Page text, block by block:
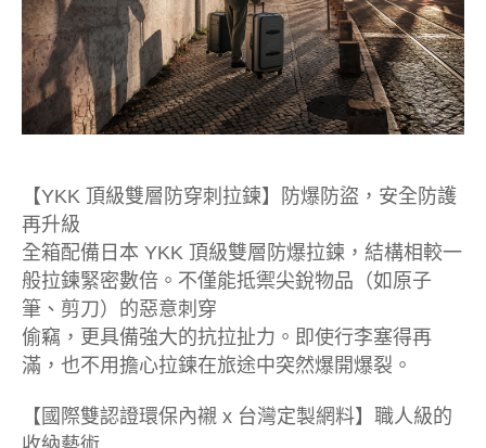
【YKK 頂級雙層防穿刺拉鍊】防爆防盜，安全防護
再升級
全箱配備日本 YKK 頂級雙層防爆拉鍊，結構相較一
般拉鍊緊密數倍。不僅能抵禦尖銳物品（如原子
筆、剪刀）的惡意刺穿
偷竊，更具備強大的抗拉扯力。即使行李塞得再
滿，也不用擔心拉鍊在旅途中突然爆開爆裂。
【國際雙認證環保內襯 x 台灣定製網料】職人級的